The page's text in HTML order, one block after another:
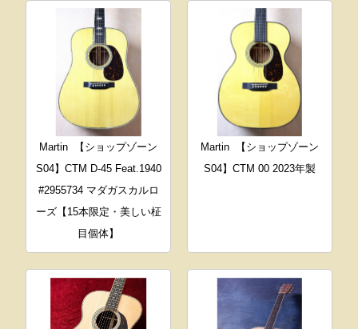
Martin
【ショップゾーン
S04】CTM D-45 Feat.1940
#2955734 マダガスカルロ
ーズ【15本限定・美しい柾
目個体】
Martin
【ショップゾーン
S04】CTM 00 2023年製